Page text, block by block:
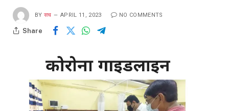
BY सच APRIL 11, 2023 NO COMMENTS
Share